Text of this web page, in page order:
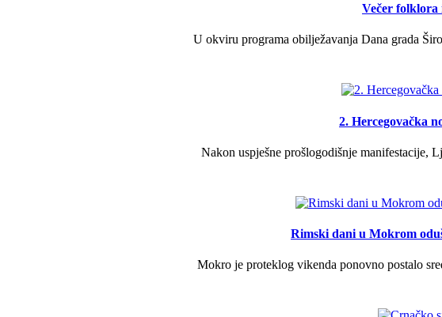
Večer folklora
U okviru programa obilježavanja Dana grada
2. Hercegovačka
Nakon uspješne prošlogodišnje manifestacije,
Rimski dani u Mokrom
Mokro je proteklog vikenda ponovno postalo